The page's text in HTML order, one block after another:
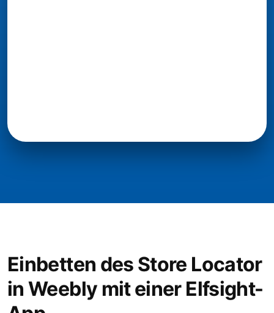
Einbetten des Store Locator
in Weebly mit einer Elfsight-